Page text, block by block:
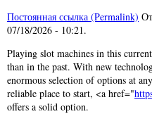
Постоянная ссылка (Permalink)
07/18/2026 - 10:21.
Playing slot machines in this
than in the past. With new
enormous selection of options at
reliable place to start, <a href="
offers a solid option.